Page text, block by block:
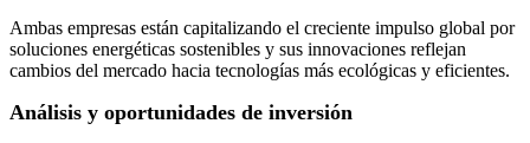
Ambas empresas están capitalizando el creciente impulso global por
soluciones energéticas sostenibles y sus innovaciones reflejan
cambios del mercado hacia tecnologías más ecológicas y eficientes.
Análisis y oportunidades de inversión